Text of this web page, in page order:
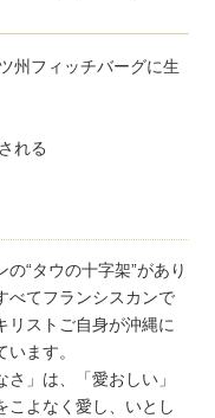
州フィッチバーグに生
れる
“タウの十字架”があり
べてフランシスカンで
リストご自身が沖縄に
ます。
」は、「愛おしい」
こよなく愛し、いとし